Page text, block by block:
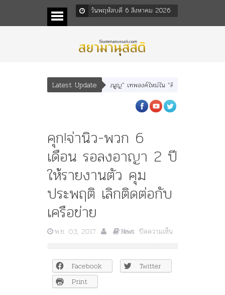
วันพฤหัสบดี 6 สิงหาคม 2026
Latest Update
า” “อรุณเทพบุตร” และ “เทพีรัฐธรรมนูญ” เทพองค์ใหม่ใน “ศิลปะคณะราษฎร”
คุก!จ่านิว-พวก 6
เดือน รอลงอาญา 2 ปี
ให้รายงานตัว คุม
ประพฤติ เลิกติดต่อกับ
เครือข่าย
พ.ย. 03, 2017 News ปิดความเห็น
คุก!
จ่า
Facebook
Twitter
Print